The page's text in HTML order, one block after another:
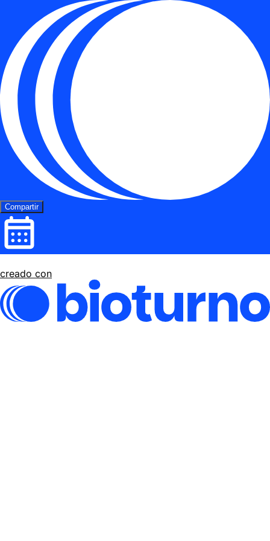
Compartir
creado con